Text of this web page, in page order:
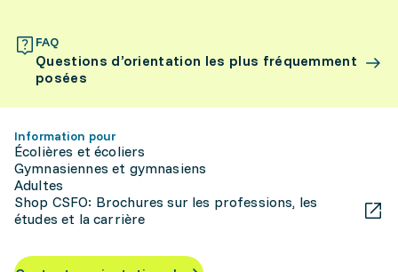
FAQ
Questions d’orientation les plus fréquemment
posées
Information pour
Écolières et écoliers
Gymnasiennes et gymnasiens
Adultes
Shop CSFO: Brochures sur les professions, les
études et la carrière